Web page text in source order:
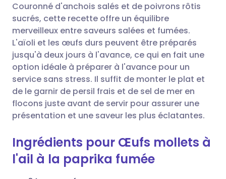
Copier le lien
Couronné d'anchois salés et de poivrons rôtis
sucrés, cette recette offre un équilibre
merveilleux entre saveurs salées et fumées.
L'aïoli et les œufs durs peuvent être préparés
jusqu'à deux jours à l'avance, ce qui en fait une
option idéale à préparer à l'avance pour un
service sans stress. Il suffit de monter le plat et
de le garnir de persil frais et de sel de mer en
flocons juste avant de servir pour assurer une
présentation et une saveur les plus éclatantes.
Ingrédients pour Œufs mollets à
l'ail à la paprika fumée